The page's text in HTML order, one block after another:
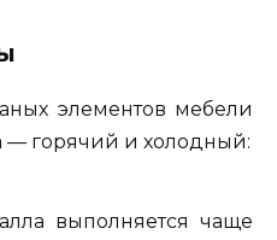
элементов мебели
— горячий и холодный:
выполняется чаще